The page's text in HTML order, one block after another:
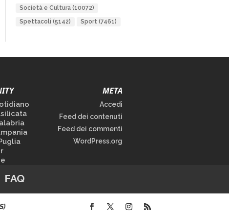
Società e Cultura(10072)
Spettacoli (5142) Sport(7461)
META
Accedi
Feed dei contenuti
Feed dei commenti
WordPress.org
FAQ